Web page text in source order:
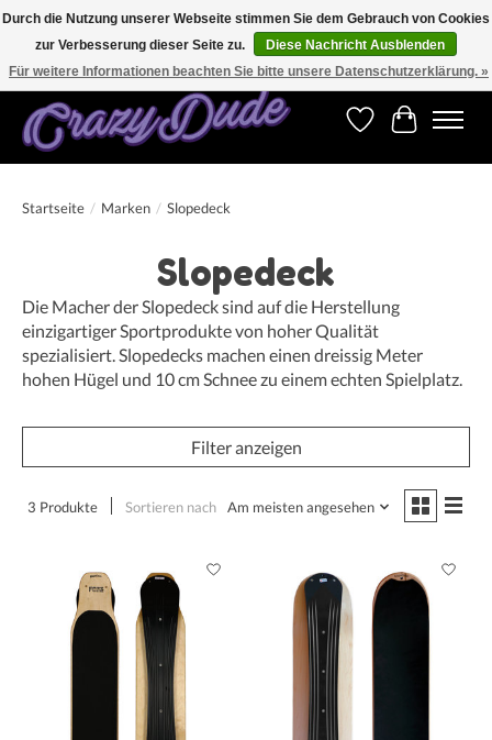
Versandkostenfrei bestellen ab CHF 200.00 in der Schweiz und ab EUR 250.00 in den
meisten Ländern weltweit.
Wunschzettel
Ihr
Startseite / Marken / Slopedeck
Slopedeck
Die Macher der Slopedeck sind auf die Herstellung
einzigartiger Sportprodukte von hoher Qualität
spezialisiert. Slopedecks machen einen dreissig Meter
hohen Hügel und 10 cm Schnee zu einem echten Spielplatz.
Filter anzeigen
3 Produkte Sortieren nach Am meisten angesehen
Durch die Nutzung unserer Webseite stimmen Sie dem Gebrauch von Cookies
zur Verbesserung dieser Seite zu.
Diese Nachricht Ausblenden
Für weitere Informationen beachten Sie bitte unsere Datenschutzerklärung. »